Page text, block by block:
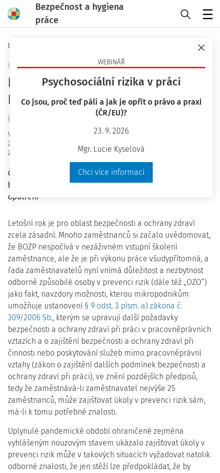
Bezpečnost a hygiena
práce
WEBINÁŘ
Psychosociální rizika v práci
Co jsou, proč teď pálí a jak je opřít o právo a praxi
(ČR/EU)?
23. 9. 2026
Mgr. Lucie Kyselová
Chci více informací
Domů
OCHRANA ZDRAVÍ + PŘIDAT VLASTNÍ
Doba covidová, aneb evoluce
BOZP u zaměstnavatele
Vydáno
20 minut čtení
Zdroj
Bezpečnost a hygiena práce 7-8/2020
Článek se věnuje problematice specifik v otázkách
bezpečnosti práce, hodnocení rizik a pandemických
opatření
Letošní rok je pro oblast bezpečnosti a ochrany zdraví
zcela zásadní. Mnoho zaměstnanců si začalo uvědomovat,
že BOZP nespočívá v nezáživném vstupní školení
zaměstnance, ale že je při výkonu práce všudypřítomná, a
řada zaměstnavatelů nyní vnímá důležitost a nezbytnost
odborně způsobilé osoby v prevenci rizik (dále též „OZO“)
jako fakt, navzdory možnosti, kterou mikropodnikům
umožňuje ustanovení § 9 odst. 3 písm. a) zákona č.
309/2006 Sb., kterým se upravují další požadavky
bezpečnosti a ochrany zdraví při práci v pracovněprávních
vztazích a o zajištění bezpečnosti a ochrany zdraví při
činnosti nebo poskytování služeb mimo pracovněprávní
vztahy (zákon o zajištění dalších podmínek bezpečnosti a
ochrany zdraví při práci), ve znění pozdějších předpisů,
tedy že zaměstnává-li zaměstnavatel nejvýše 25
zaměstnanců, může zajišťovat úkoly v prevenci rizik sám,
má-li k tomu potřebné znalosti.
Uplynulé pandemické období ohraničené zejména
vyhlášeným nouzovým stavem ukázalo zajišťovat úkoly v
prevenci rizik může v takových situacích vyžadovat natolik
odborné znalosti, že jen stěží lze předpokládat, že by